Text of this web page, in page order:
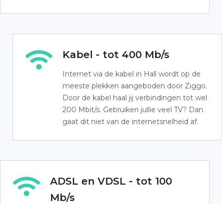
Kabel - tot 400 Mb/s
Internet via de kabel in Hall wordt op de
meeste plekken aangeboden door Ziggo.
Door de kabel haal jij verbindingen tot wel
200 Mbit/s. Gebruiken jullie veel TV? Dan
gaat dit niet van de internetsnelheid af.
ADSL en VDSL - tot 100
Mb/s